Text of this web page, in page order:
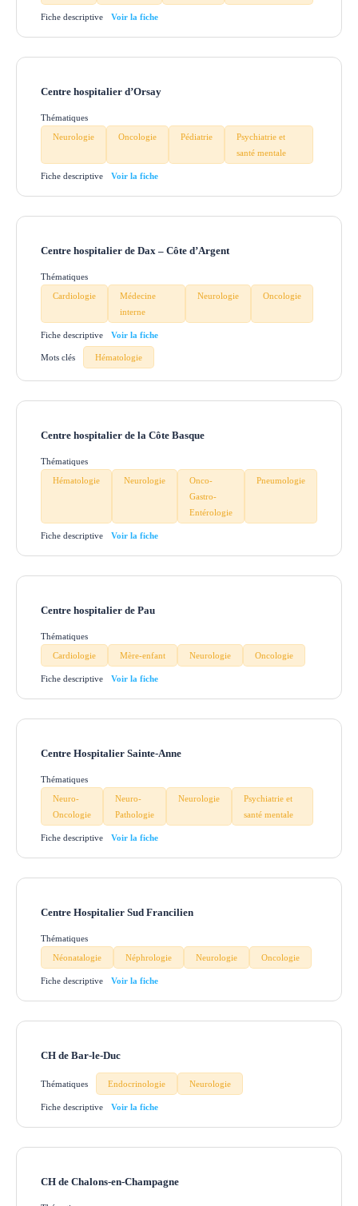
Fiche descriptive
Centre hospitalier d’Orsay
Thématiques
Neurologie
Oncologie Pédiatrie
Psychiatrie et
santé mentale
Fiche descriptive
Centre hospitalier de Dax – Côte d’Argent
Thématiques
Cardiologie
Médecine
interne
Neurologie Oncologie
Fiche descriptive
Mots clés Hématologie
Centre hospitalier de la Côte Basque
Thématiques
Hématologie
Neurologie
Onco-
Gastro-
Entérologie
Pneumologie
Fiche descriptive
Centre hospitalier de Pau
Thématiques
Cardiologie
Mère-enfant Neurologie Oncologie
Fiche descriptive
Centre Hospitalier Sainte-Anne
Thématiques
Neuro-
Oncologie
Neuro-
Pathologie
Neurologie
Psychiatrie et
santé mentale
Fiche descriptive
Centre Hospitalier Sud Francilien
Thématiques
Néonatalogie
Néphrologie Neurologie Oncologie
Fiche descriptive
CH de Bar-le-Duc
Thématiques Endocrinologie Neurologie
Fiche descriptive
CH de Chalons-en-Champagne